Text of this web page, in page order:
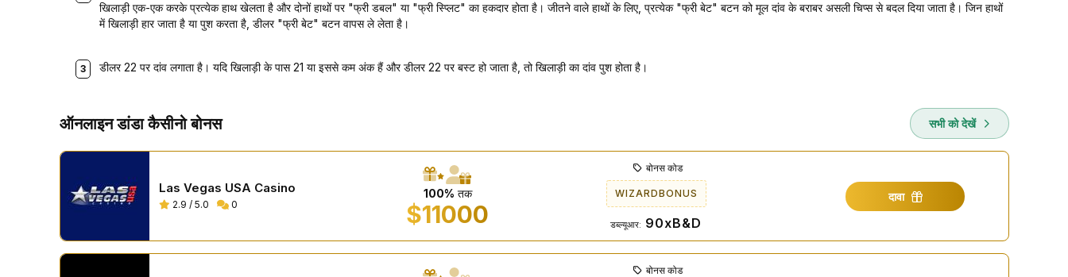
खिलाड़ी एक-एक करके प्रत्येक हाथ खेलता है और दोनों हाथों पर "फ्री डबल" या "फ्री स्प्लिट" का हकदार होता है। जीतने वाले हाथों के लिए, प्रत्येक "फ्री बेट" बटन को मूल दांव के बराबर असली चिप्स से बदल दिया जाता है। जिन हाथों
में खिलाड़ी हार जाता है या पुश करता है, डीलर "फ्री बेट" बटन वापस ले लेता है।
डीलर 22 पर दांव लगाता है। यदि खिलाड़ी के पास 21 या इससे कम अंक हैं और डीलर 22 पर बस्ट हो जाता है, तो खिलाड़ी का दांव पुश होता है।
ऑनलाइन डांडा कैसीनो बोनस सभी को देखें
Las Vegas USA Casino
2.9 / 5.0 0
100% तक
$11000
बोनस कोड
WIZARDBONUS
डब्ल्यूआर: 90xB&D
दावा
बोनस कोड